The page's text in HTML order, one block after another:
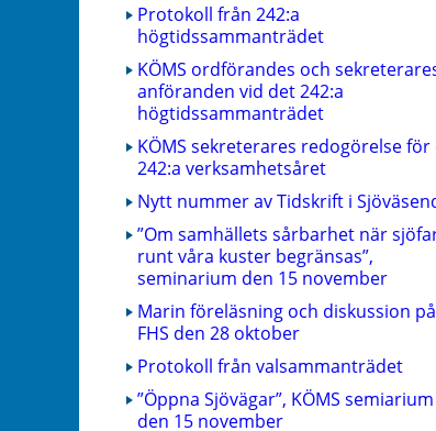
Protokoll från 242:a
högtidssammanträdet
KÖMS ordförandes och
anföranden vid det 242:a
högtidssammanträdet
KÖMS sekreterares redogörelse för
242:a verksamhetsåret
Nytt nummer av Tidskrift i
”Om samhällets sårbarhet när
runt våra kuster begränsas”,
seminarium den 15 november
Marin föreläsning och diskussion på
FHS den 28 oktober
Protokoll från valsammanträdet
”Öppna Sjövägar”, KÖMS semiarium
den 15 november